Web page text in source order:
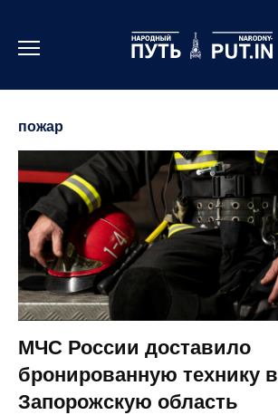
содержанию
пожар
МЧС России доставило
бронированную технику в
Запорожскую область